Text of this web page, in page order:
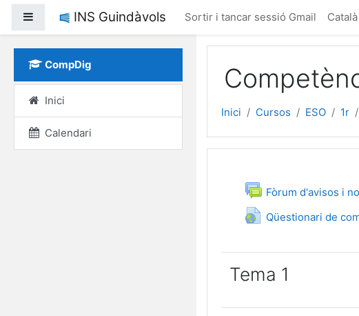
Panell lateralINS Guindàvols Sortir i tancar sessió Gmail
CompDig
Inici
Calendari
Inici Cursos ESO 1r
Esquema per
GeneralFòrum d'avisos i
Qüestionari de
Tema 1